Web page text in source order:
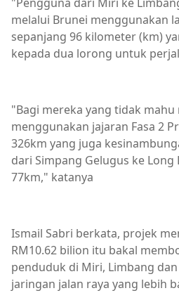
melalui Brunei menggunakan
sepanjang 96 kilometer (km)
kepada dua lorong untuk
"Bagi mereka yang tidak
menggunakan jajaran Fasa 2
326km yang juga
dari Simpang Gelugus ke Long
77km," katanya
Ismail Sabri berkata, projek
RM10.62 bilion itu bakal
penduduk di Miri, Limbang
jaringan jalan raya yang lebih